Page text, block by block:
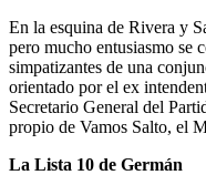
En la esquina de Rivera y
pero mucho entusiasmo se
simpatizantes de una
orientado por el ex
Secretario General del
propio de Vamos Salto, el
La Lista 10 de Germán